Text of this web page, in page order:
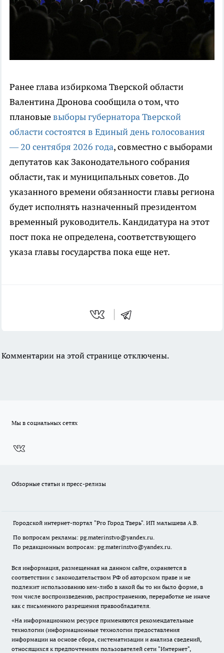
Ранее глава избиркома Тверской области
Валентина Дронова сообщила о том, что
плановыевыборы губернатора Тверской
области состоятся в Единый день голосования
— 20 сентября 2026 года, совместно с выборами
депутатов как Законодательного собрания
области, так и муниципальных советов.До
указанного времени обязанности главы региона
будет исполнять назначенный президентом
временный руководитель. Кандидатура на этот
пост пока не определена, соответствующего
указа главы государства пока еще нет.
Комментарии на этой странице отключены.
Мы в социальных сетях
Обзорные статьи и пресс-релизы
Городской интернет-портал "Pro Город Тверь". ИП малышева А.В.
По вопросам рекламы: pg.materinstvo@yandex.ru.
По редакционным вопросам: pg.materinstvo@yandex.ru.
Вся информация, размещенная на данном сайте, охраняется в
соответствии с законодательством РФ об авторском праве и не
подлежит использованию кем-либо в какой бы то ни было форме, в
том числе воспроизведению, распространению, переработке не иначе
как с письменного разрешения правообладателя.
«На информационном ресурсе применяются рекомендательные
технологии (информационные технологии предоставления
информации на основе сбора, систематизации и анализа сведений,
относящихся к предпочтениям пользователей сети "Интернет",